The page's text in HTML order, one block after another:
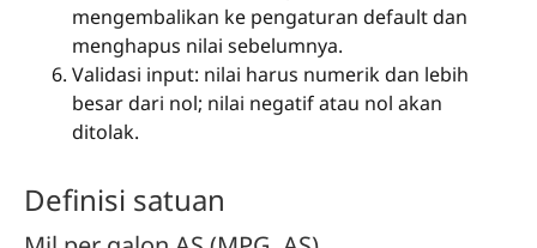
mengembalikan ke pengaturan default dan
menghapus nilai sebelumnya.
Validasi input: nilai harus numerik dan lebih
besar dari nol; nilai negatif atau nol akan
ditolak.
Definisi satuan